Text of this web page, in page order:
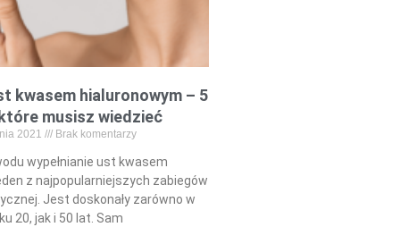
kwasem hialuronowym – 5
musisz wiedzieć
2021 Brak komentarzy
wypełnianie ust kwasem
z najpopularniejszych zabiegów
Jest doskonały zarówno w
20, jak i 50 lat. Sam